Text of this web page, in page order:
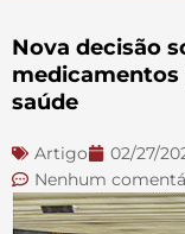
Nova decisão
saúde
Artigo 02/27/
Nenhum